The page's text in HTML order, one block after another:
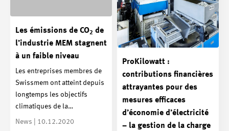
Les émissions de CO2 de
l’industrie MEM stagnent
à un faible niveau
Les entreprises membres de
Swissmem ont atteint depuis
longtemps les objectifs
climatiques de la…
News | 10.12.2020
ProKilowatt :
contributions financières
attrayantes pour des
mesures efficaces
d’économie d’électricité
– la gestion de la charge